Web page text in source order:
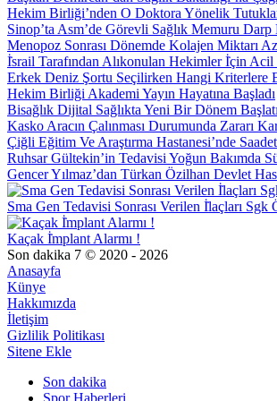
Hekim Birliği’nden O Doktora Yönelik
Sinop’ta Asm’de Görevli Sağlık Memuru
Menopoz Sonrası Dönemde Kolajen Miktarı
İ̇srail Tarafından Alıkonulan Hekimler İ̇çin Acil
Erkek Deniz Şortu Seçilirken Hangi Kriterlere
Hekim Birliği Akademi Yayın Hayatına Başladı
Bisağlık Dijital Sağlıkta Yeni Bir Dönem
Kasko Aracın Çalınması Durumunda Zararı
Çiğli Eğitim Ve Araştırma Hastanesi’nde
Ruhsar Gültekin’in Tedavisi Yoğun Bakımda
Gencer Yılmaz’dan Türkan Özilhan Devlet
Sma Gen Tedavisi Sonrası Verilen İ̇laçları Sgk
Kaçak İ̇mplant Alarmı !
Son dakika 7 © 2020 - 2026
Anasayfa
Künye
Hakkımızda
İletişim
Gizlilik Politikası
Sitene Ekle
Son dakika
Spor Haberleri